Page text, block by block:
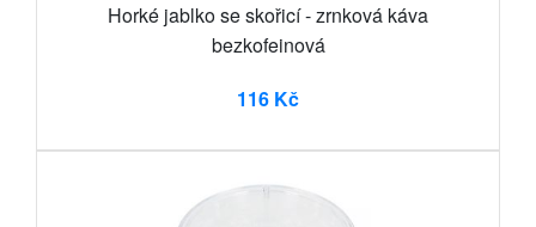
Horké jablko se skořicí - zrnková káva
bezkofeinová
116 Kč